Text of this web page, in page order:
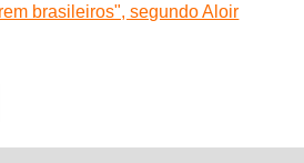
brasileiros", segundo Aloir